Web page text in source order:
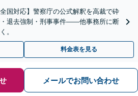
国対応】警察庁の公式解釈を高裁で砕
退去強制・刑事事件——他事務所に断
。
料金表を見る
メールでお問い合わせ